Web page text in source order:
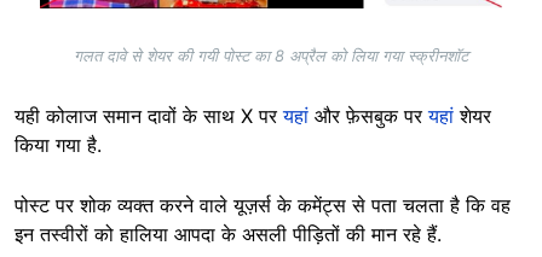
गलत दावे से शेयर की गयी पोस्ट का 8 अप्रैल को लिया गया स्क्रीनशॉट
यही कोलाज समान दावों के साथ X परयहां और फ़ेसबुक परयहांशेयर
किया गया है.
पोस्ट पर शोक व्यक्त करने वाले यूज़र्स के कमेंट्स से पता चलता है कि वह
इन तस्वीरों को हालिया आपदा के असली पीड़ितों की मान रहे हैं.